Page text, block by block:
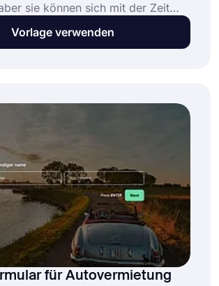
sie können sich mit der Zeit
müssen Sie die
regelmäßig überprüfen, um
Erstellung Ihres Umfrageformulars
von Daten mit der
für
von forms.app!
Vorlage verwenden
für Autovermietung